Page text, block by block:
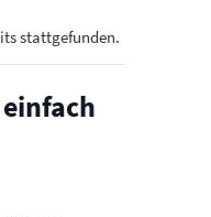
stattgefunden.
einfach